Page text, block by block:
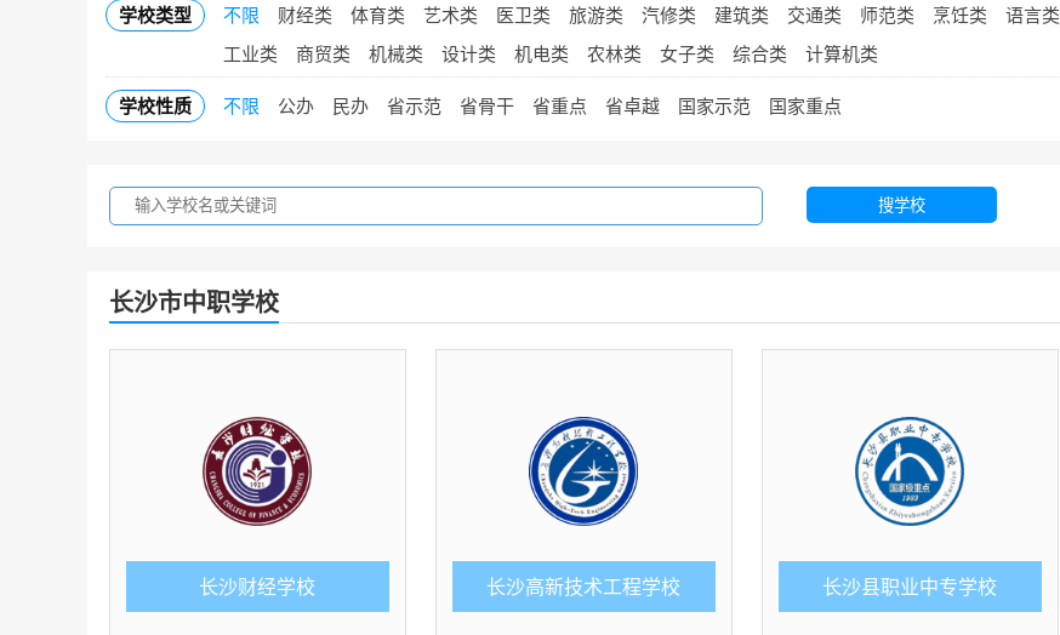
学校类型 不限 财经类 体育类 艺术类 医卫类 旅游类 汽修类 建筑类 交通类 师范类 烹饪类
语言类
工业类
商贸类 机械类 设计类 机电类 农林类 女子类 综合类 计算机类
学校性质 不限 公办 民办 省示范 省骨干 省重点 省卓越 国家示范 国家重点
搜学校
长沙市中职学校
长沙财经学校 长沙高新技术工程学校 长沙县职业中专学校